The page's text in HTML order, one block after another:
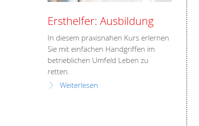
Ersthelfer: Ausbildung
In diesem praxisnahen Kurs erlernen
Sie mit einfachen Handgriffen im
betrieblichen Umfeld Leben zu
retten.
Weiterlesen